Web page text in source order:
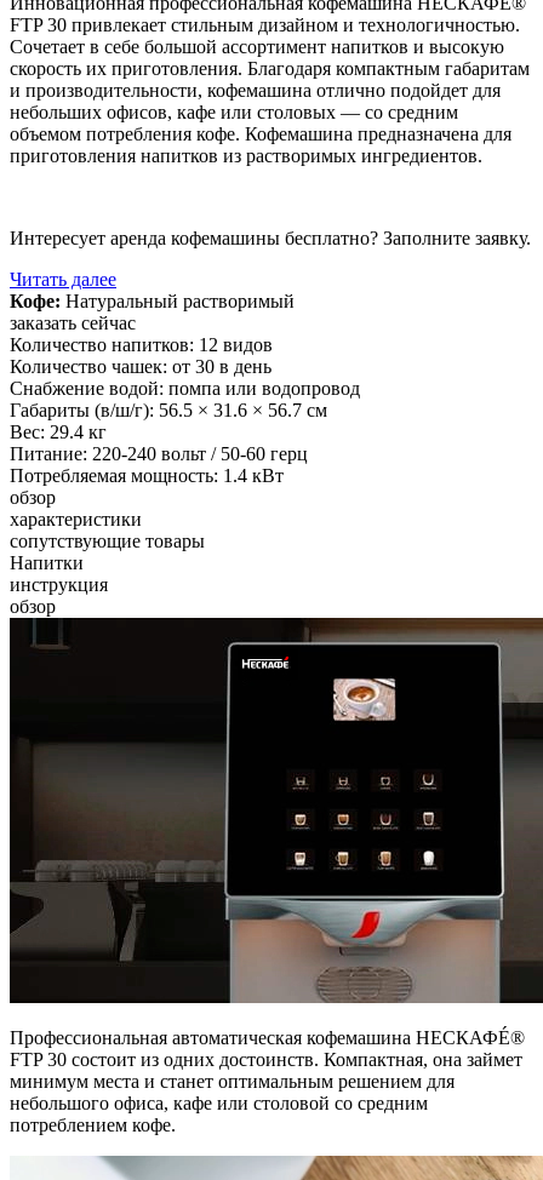
FTP 30 привлекает стильным дизайном и технологичностью.
Сочетает в себе большой ассортимент напитков и высокую
скорость их приготовления. Благодаря компактным габаритам
и производительности, кофемашина отлично подойдет для
небольших офисов, кафе или столовых — со средним
объемом потребления кофе. Кофемашина предназначена для
приготовления напитков из растворимых ингредиентов.
Интересует аренда кофемашины бесплатно? Заполните заявку.
Читать далее
Кофе: Натуральный растворимый
заказать сейчас
Количество напитков: 12 видов
Количество чашек: от 30 в день
Снабжение водой: помпа или водопровод
Габариты (в/ш/г): 56.5 × 31.6 × 56.7 см
Вес: 29.4 кг
Питание: 220-240 вольт / 50-60 герц
Потребляемая мощность: 1.4 кВт
обзор
характеристики
сопутствующие товары
Напитки
инструкция
обзор
Профессиональная автоматическая кофемашина НЕСКАФÉ®
FTP 30 состоит из одних достоинств. Компактная, она займет
минимум места и станет оптимальным решением для
небольшого офиса, кафе или столовой со средним
потреблением кофе.